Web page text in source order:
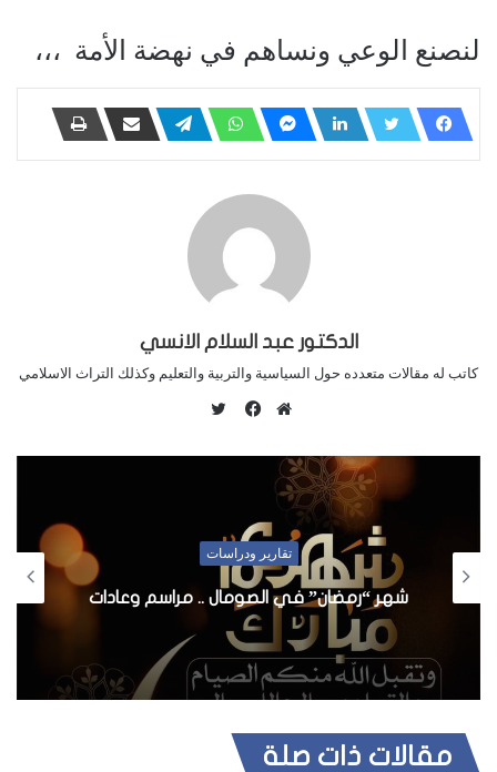
لنصنع الوعي ونساهم في نهضة الأمة ،،،
الدكتور عبد السلام الانسي
كاتب له مقالات متعدده حول السياسية والتربية والتعليم وكذلك التراث الاسلامي
ا
ل
و
ب
و
ك
تقارير ودراسات
شهر “رمضان” في الصومال .. مراسم وعادات
مقالات ذات صلة